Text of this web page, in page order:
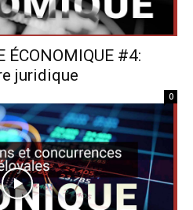
ÉCONOMIQUE #4:
juridique
0